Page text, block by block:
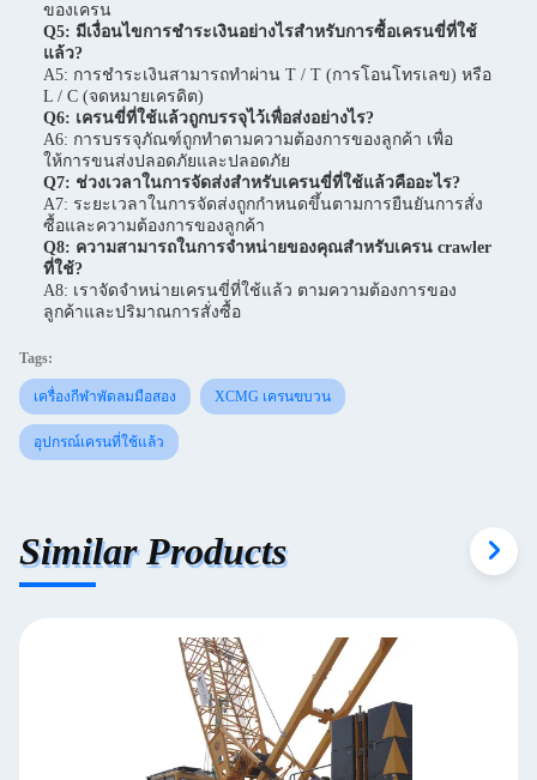
ของเครน
Q5: มีเงื่อนไขการชําระเงินอย่างไรสําหรับการซื้อเครนขี่ที่ใช้
แล้ว?
A5: การชําระเงินสามารถทําผ่าน T / T (การโอนโทรเลข) หรือ
L / C (จดหมายเครดิต)
Q6: เครนขี่ที่ใช้แล้วถูกบรรจุไว้เพื่อส่งอย่างไร?
A6: การบรรจุภัณฑ์ถูกทําตามความต้องการของลูกค้า เพื่อ
ให้การขนส่งปลอดภัยและปลอดภัย
Q7: ช่วงเวลาในการจัดส่งสําหรับเครนขี่ที่ใช้แล้วคืออะไร?
A7: ระยะเวลาในการจัดส่งถูกกําหนดขึ้นตามการยืนยันการสั่ง
ซื้อและความต้องการของลูกค้า
Q8: ความสามารถในการจําหน่ายของคุณสําหรับเครน crawler
ที่ใช้?
A8: เราจัดจําหน่ายเครนขี่ที่ใช้แล้ว ตามความต้องการของ
ลูกค้าและปริมาณการสั่งซื้อ
Tags:
เครื่องกีฬาพัดลมมือสอง XCMG เครนขบวน
อุปกรณ์เครนที่ใช้แล้ว
Similar Products